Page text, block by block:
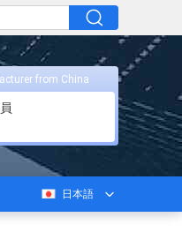
from China
日本語